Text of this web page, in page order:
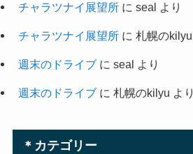
チャラツナイ展望所に seal より
チャラツナイ展望所に 札幌のkilyu
週末のドライブに seal より
週末のドライブに 札幌のkilyu より
＊カテゴリー